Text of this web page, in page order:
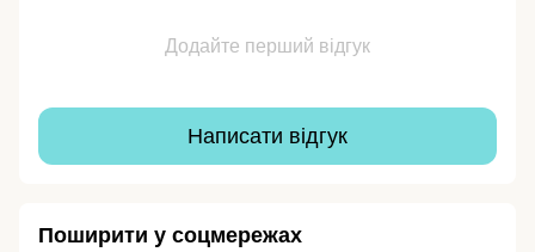
Додайте перший відгук
Написати відгук
Поширити у соцмережах